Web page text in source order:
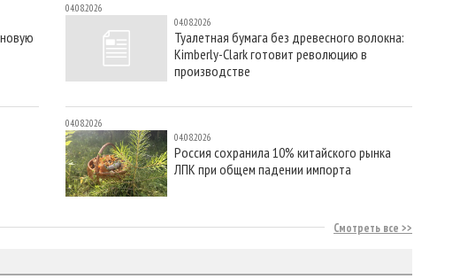
04.08.2026
04.08.2026
Туалетная бумага без древесного волокна:
Kimberly-Clark готовит революцию в
производстве
04.08.2026
04.08.2026
Россия сохранила 10% китайского рынка
ЛПК при общем падении импорта
Смотреть все